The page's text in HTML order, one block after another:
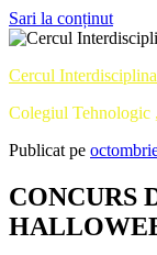
Sari la conținut
Cercul
Colegiul Tehnologic
Publicat pe
CONCURS